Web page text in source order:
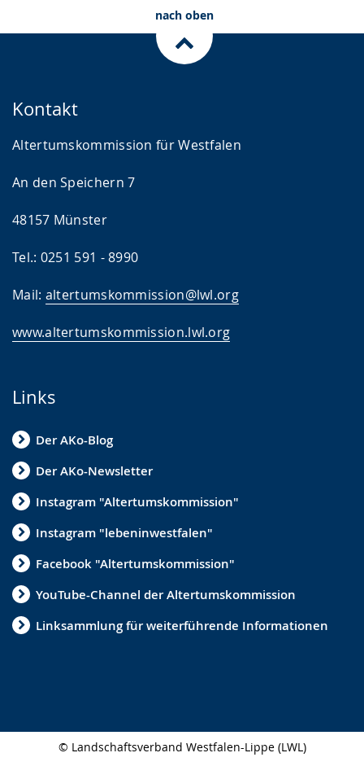
nach oben
Kontakt
Altertumskommission für Westfalen
An den Speichern 7
48157 Münster
Tel.: 0251 591 - 8990
Mail: altertumskommission@lwl.org
www.altertumskommission.lwl.org
Links
Der AKo-Blog
Der AKo-Newsletter
Instagram "Altertumskommission"
Instagram "lebeninwestfalen"
Facebook "Altertumskommission"
YouTube-Channel der Altertumskommission
Linksammlung für weiterführende Informationen
© Landschaftsverband Westfalen-Lippe (LWL)